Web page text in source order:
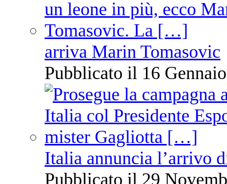
arriva Marin Tomasovic
Pubblicato il 16
Italia annuncia l’arrivo
Pubblicato il 29